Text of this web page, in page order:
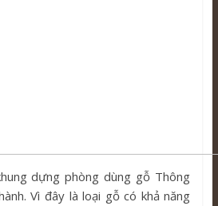
dựng phòng dùng gỗ Thông
Vì đây là loại gỗ có khả năng